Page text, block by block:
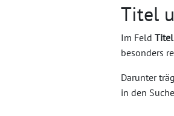
Titel
Im Feld Titel
besonders
Darunter
in den